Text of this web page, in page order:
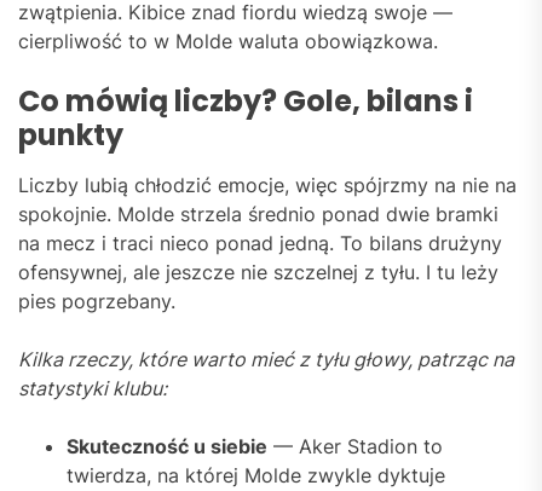
zwątpienia. Kibice znad fiordu wiedzą swoje —
cierpliwość to w Molde waluta obowiązkowa.
Co mówią liczby? Gole, bilans i
punkty
Liczby lubią chłodzić emocje, więc spójrzmy na nie na
spokojnie. Molde strzela średnio ponad dwie bramki
na mecz i traci nieco ponad jedną. To bilans drużyny
ofensywnej, ale jeszcze nie szczelnej z tyłu. I tu leży
pies pogrzebany.
Kilka rzeczy, które warto mieć z tyłu głowy, patrząc na
statystyki klubu:
Skuteczność u siebie — Aker Stadion to
twierdza, na której Molde zwykle dyktuje